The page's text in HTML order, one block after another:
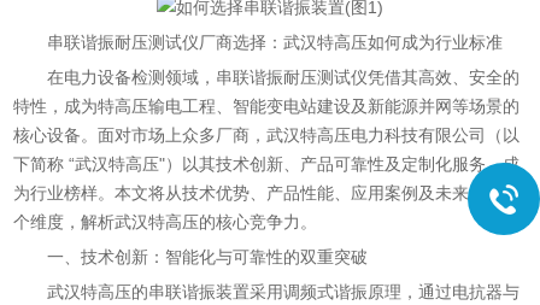
串联谐振耐压测试仪厂商选择：武汉特高压如何成为行业标准
在电力设备检测领域，串联谐振耐压测试仪凭借其高效、安全的
特性，成为特高压输电工程、智能变电站建设及新能源并网等场景的
核心设备。面对市场上众多厂商，武汉特高压电力科技有限公司（以
下简称 “武汉特高压"）以其技术创新、产品可靠性及定制化服务，成
为行业榜样。本文将从技术优势、产品性能、应用案例及未来趋势四
个维度，解析武汉特高压的核心竞争力。
一、技术创新：智能化与可靠性的双重突破
武汉特高压的串联谐振装置采用调频式谐振原理，通过电抗器与